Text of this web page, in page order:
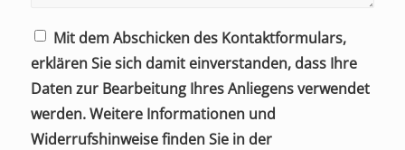
Mit dem Abschicken des Kontaktformulars,
erklären Sie sich damit einverstanden, dass Ihre
Daten zur Bearbeitung Ihres Anliegens verwendet
werden. Weitere Informationen und
Widerrufshinweise finden Sie in der